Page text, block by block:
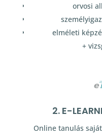
orvosi
elméleti
+
2. E-
Online tanulás